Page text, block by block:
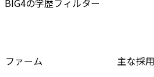
BIG4の学歴フィルター
ファーム 主な採